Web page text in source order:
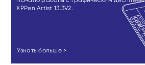
XPPen Artist 13.3V2.
Узнать больше >